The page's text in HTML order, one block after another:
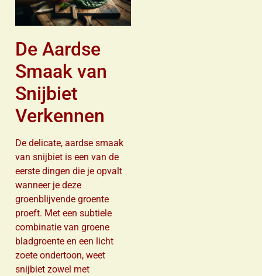
De Aardse
Smaak van
Snijbiet
Verkennen
De delicate, aardse smaak
van snijbiet is een van de
eerste dingen die je opvalt
wanneer je deze
groenblijvende groente
proeft. Met een subtiele
combinatie van groene
bladgroente en een licht
zoete ondertoon, weet
snijbiet zowel met